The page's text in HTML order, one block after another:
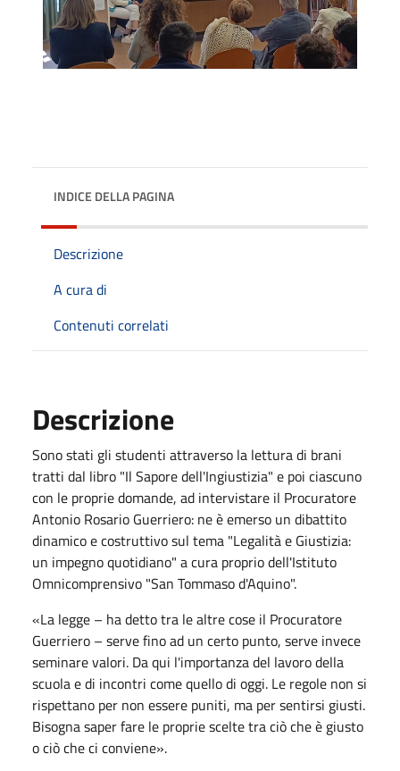
INDICE DELLA PAGINA
Descrizione
A cura di
Contenuti correlati
Descrizione
Sono stati gli studenti attraverso la lettura di brani
tratti dal libro "Il Sapore dell'Ingiustizia" e poi ciascuno
con le proprie domande, ad intervistare il Procuratore
Antonio Rosario Guerriero: ne è emerso un dibattito
dinamico e costruttivo sul tema "Legalità e Giustizia:
un impegno quotidiano" a cura proprio dell'Istituto
Omnicomprensivo "San Tommaso d'Aquino".
«La legge – ha detto tra le altre cose il Procuratore
Guerriero – serve fino ad un certo punto, serve invece
seminare valori. Da qui l'importanza del lavoro della
scuola e di incontri come quello di oggi. Le regole non si
rispettano per non essere puniti, ma per sentirsi giusti.
Bisogna saper fare le proprie scelte tra ciò che è giusto
o ciò che ci conviene».